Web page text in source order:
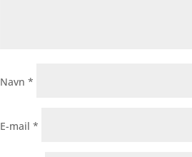
Navn *
E-mail *